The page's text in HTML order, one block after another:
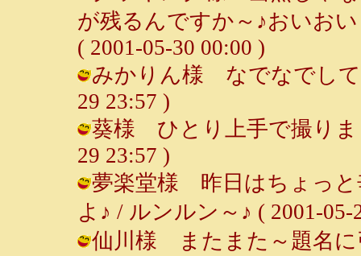
が残るんですか～♪おいお
( 2001-05-30 00:00 )
みかりん様 なでなでして
29 23:57 )
葵様 ひとり上手で撮りま
29 23:57 )
夢楽堂様 昨日はちょっと
よ♪ / ルンルン～♪ ( 2001-05-
仙川様 またまた～題名に